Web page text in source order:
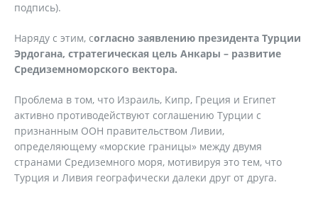
подпись).
Наряду с этим, согласно заявлению президента Турции
Эрдогана, стратегическая цель Анкары – развитие
Средиземноморского вектора.
Проблема в том, что Израиль, Кипр, Греция и Египет
активно противодействуют соглашению Турции с
признанным ООН правительством Ливии,
определяющему «морские границы» между двумя
странами Средиземного моря, мотивируя это тем, что
Турция и Ливия географически далеки друг от друга.